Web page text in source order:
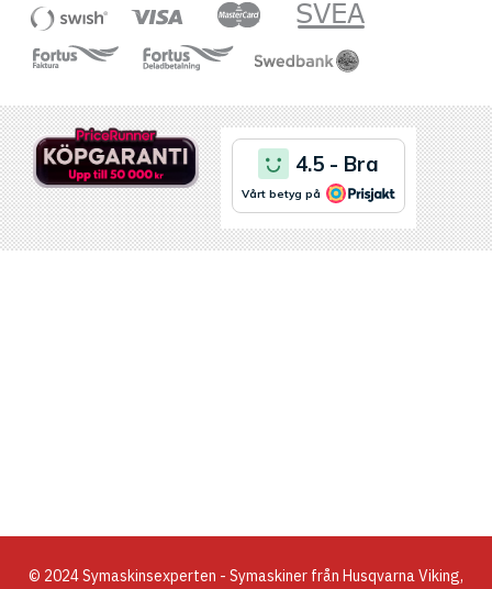
© 2024 Symaskinsexperten - Symaskiner från Husqvarna Viking,